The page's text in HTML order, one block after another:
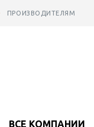
ПРОИЗВОДИТЕЛЯМ
ВСЕ КОМПАНИИ